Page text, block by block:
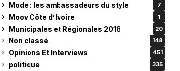
Mode : les ambassadeurs du style 7
Moov Côte d’Ivoire 1
Municipales et Régionales 2018 20
Non classé 148
Opinions Et Interviews 451
politique 335